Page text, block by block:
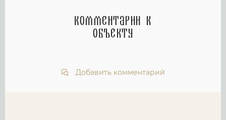
Комментарии к
объекту
Добавить комментарий